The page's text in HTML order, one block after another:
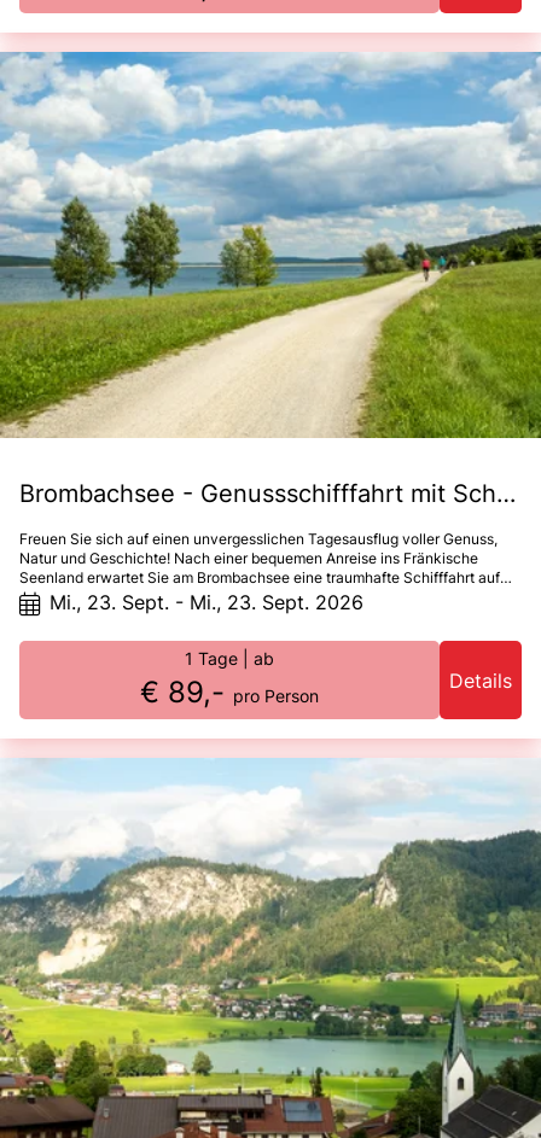
Brombachsee - Genussschifffahrt mit Schäufele
Freuen Sie sich auf einen unvergesslichen Tagesausflug voller Genuss,
Natur und Geschichte! Nach einer bequemen Anreise ins Fränkische
Seenland erwartet Sie am Brombachsee eine traumhafte Schifffahrt auf
dem modernen Trimaran, begleitet von fränkischen Spezialitäten. Danach
entdecken Sie Nördlingen – eine historische Perle mit einzigartigem
Mi., 23. Sept. - Mi., 23. Sept. 2026
1 Tage | ab
€ 89,- pro Person
Details